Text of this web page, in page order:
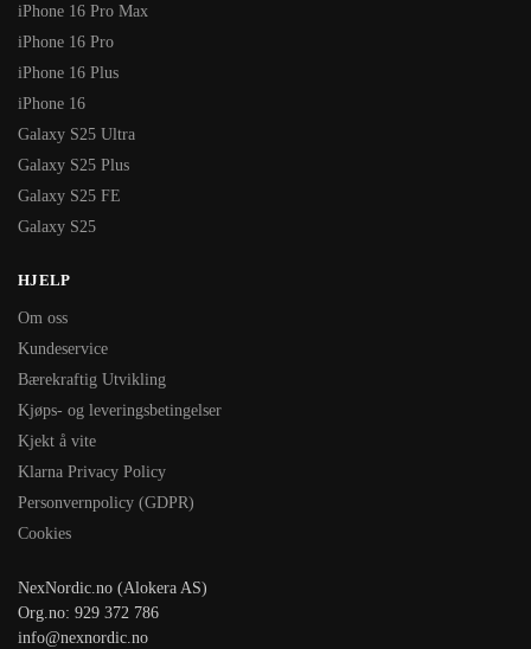
iPhone 16 Pro Max
iPhone 16 Pro
iPhone 16 Plus
iPhone 16
Galaxy S25 Ultra
Galaxy S25 Plus
Galaxy S25 FE
Galaxy S25
HJELP
Om oss
Kundeservice
Bærekraftig Utvikling
Kjøps- og leveringsbetingelser
Kjekt å vite
Klarna Privacy Policy
Personvernpolicy (GDPR)
Cookies
NexNordic.no (Alokera AS)
Org.no: 929 372 786
info@nexnordic.no